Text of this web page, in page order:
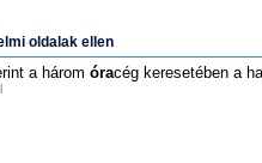
oldalak ellen
a három óracég keresetében a